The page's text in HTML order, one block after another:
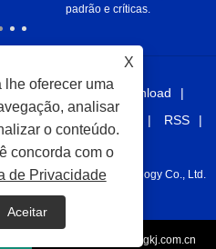
juhang@juhangkj.com.cn
padrão e críticas.
Notícias
Download
links Sitemap
RSS
Policy
Equipment Technology Co., Ltd.
reservados.
X
oferecer uma
analisar
o conteúdo.
concorda com o
de Privacidade
Aceitar